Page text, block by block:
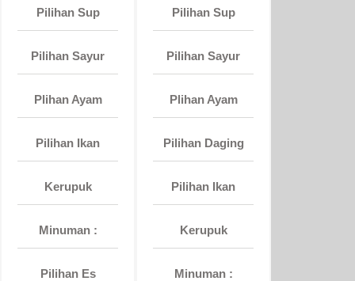
Pilihan Sup
Pilihan Sayur
Plihan Ayam
Pilihan Ikan
Kerupuk
Minuman :
Pilihan Es
Pilihan Sup
Pilihan Sayur
Plihan Ayam
Pilihan Daging
Pilihan Ikan
Kerupuk
Minuman :